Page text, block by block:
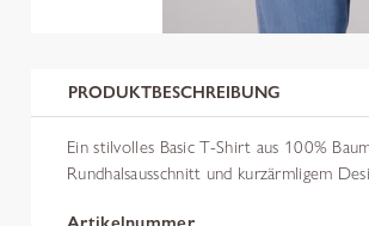
PRODUKTBESCHREIBUNG
Ein stilvolles Basic T-Shirt aus 100%
Rundhalsausschnitt und kurzärmligem